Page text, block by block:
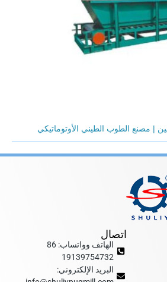
| مصنع الطوب الطيني الأوتوماتيكي
اتصال
الهاتف وواتساب: 86
19139754732
البريد الإلكتروني: